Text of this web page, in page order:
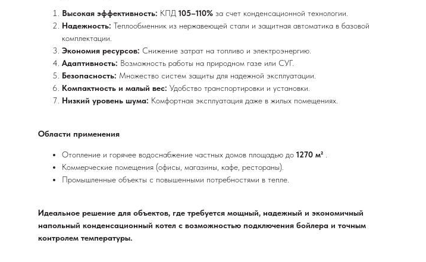
Высокая эффективность: КПД 105–110% за счет конденсационной технологии.
Надежность: Теплообменник из нержавеющей стали и защитная автоматика в базовой
комплектации.
Экономия ресурсов: Снижение затрат на топливо и электроэнергию.
Адаптивность: Возможность работы на природном газе или СУГ.
Безопасность: Множество систем защиты для надежной эксплуатации.
Компактность и малый вес: Удобство транспортировки и установки.
Низкий уровень шума: Комфортная эксплуатация даже в жилых помещениях.
Области применения
Отопление и горячее водоснабжение частных домов площадью до 1270 м²
Коммерческие помещения (офисы, магазины, кафе, рестораны).
Промышленные объекты с повышенными потребностями в тепле.
Идеальное решение для объектов, где требуется мощный, надежный и экономичный
напольный конденсационный котел с возможностью подключения бойлера и точным
контролем температуры.